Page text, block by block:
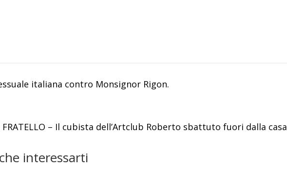
italiana contro Monsignor Rigon.
FRATELLO – Il cubista dell’Artclub Roberto sbattuto fuori dalla casa
interessarti